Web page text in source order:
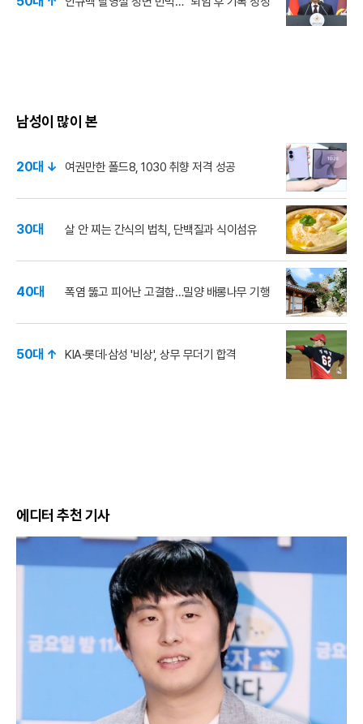
남성이 많이 본
20대 ↓ 여권만한 폴드8, 1030 취향 저격 성공
30대 살 안 찌는 간식의 법칙, 단백질과 식이섬유
40대 폭염 뚫고 피어난 고결함…밀양 배롱나무 기행
50대 ↑ KIA·롯데·삼성 '비상', 상무 무더기 합격
에디터 추천 기사